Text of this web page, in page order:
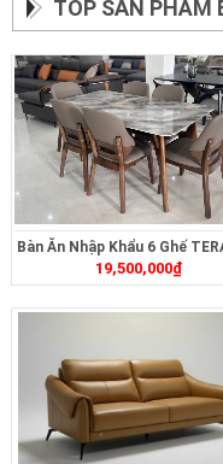
TOP SẢN PHẨM
Bàn Ăn Nhập Khẩu 6 Ghế
19,500,000₫